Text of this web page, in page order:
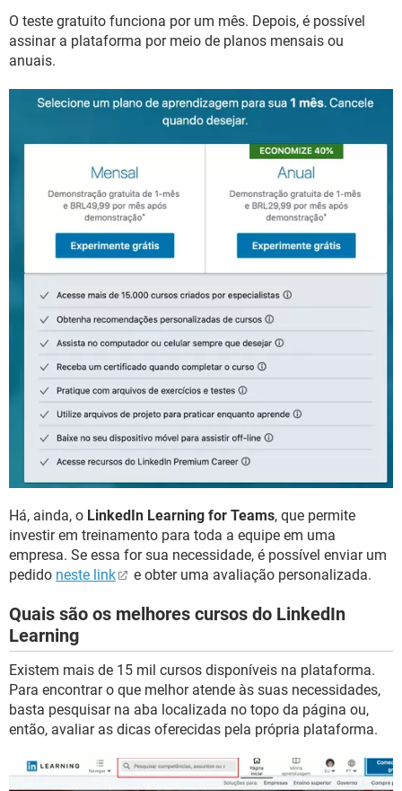
O teste gratuito funciona por um mês. Depois, é possível
assinar a plataforma por meio de planos mensais ou
anuais.
Há, ainda, o LinkedIn Learning for Teams, que permite
investir em treinamento para toda a equipe em uma
empresa. Se essa for sua necessidade, é possível enviar um
pedido neste link e obter uma avaliação personalizada.
Quais são os melhores cursos do LinkedIn
Learning
Existem mais de 15 mil cursos disponíveis na plataforma.
Para encontrar o que melhor atende às suas necessidades,
basta pesquisar na aba localizada no topo da página ou,
então, avaliar as dicas oferecidas pela própria plataforma.